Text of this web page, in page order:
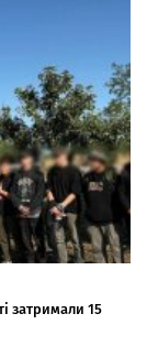
затримали 15